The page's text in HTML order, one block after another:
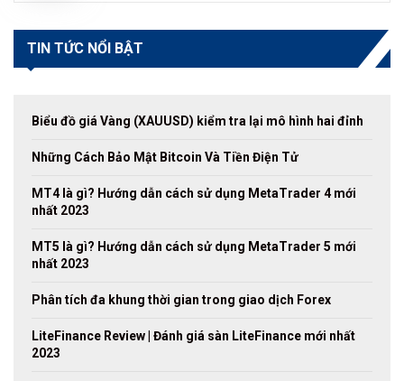
TIN TỨC NỔI BẬT
Biểu đồ giá Vàng (XAUUSD) kiểm tra lại mô hình hai đỉnh
Những Cách Bảo Mật Bitcoin Và Tiền Điện Tử
MT4 là gì? Hướng dẫn cách sử dụng MetaTrader 4 mới
nhất 2023
MT5 là gì? Hướng dẫn cách sử dụng MetaTrader 5 mới
nhất 2023
Phân tích đa khung thời gian trong giao dịch Forex
LiteFinance Review | Đánh giá sàn LiteFinance mới nhất
2023